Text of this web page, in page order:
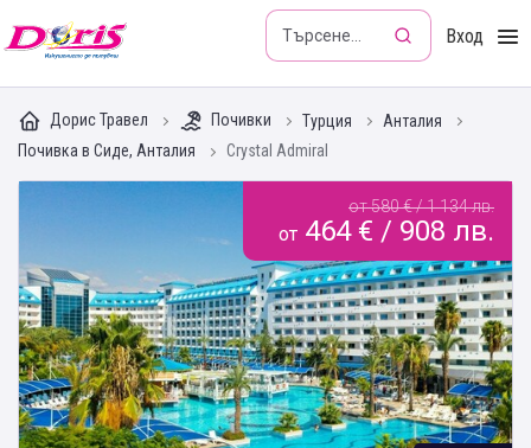
Doris - Изкушението да пътуваш Вход
Дорис Травел Почивки Турция
Анталия
Почивка в Сиде, Анталия
Crystal Admiral
от 580 € / 1 134 лв.
от 464 € / 908 лв.